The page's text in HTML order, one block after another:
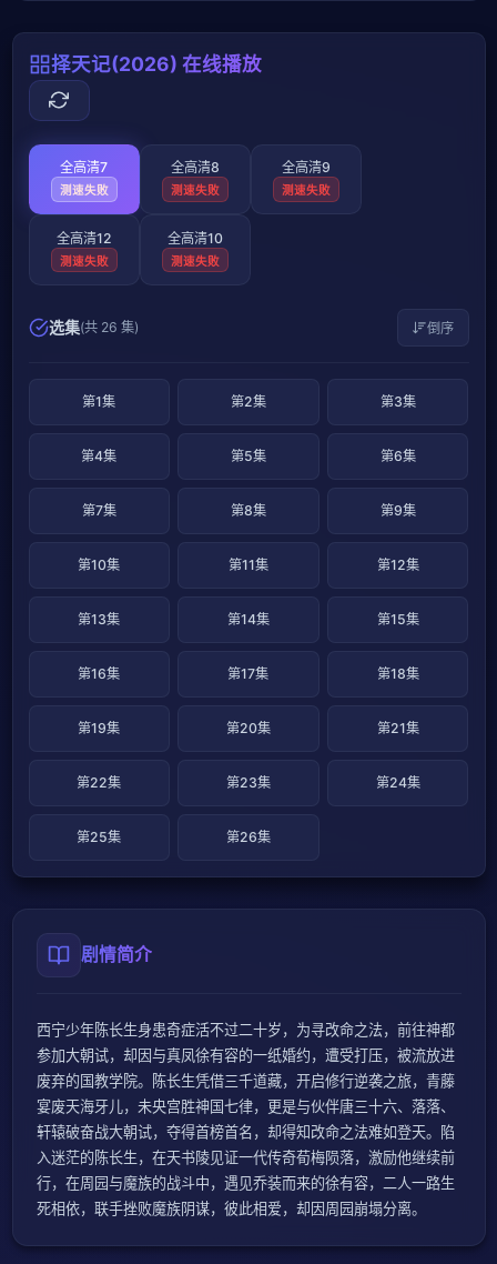
择天记(2026) 在线播放
全高清7
测速失败
全高清8
测速失败
全高清9
测速失败
全高清12
测速失败
全高清10
测速失败
选集(共 26 集) 倒序
第1集 第2集 第3集
第4集 第5集 第6集
第7集 第8集 第9集
第10集 第11集 第12集
第13集 第14集 第15集
第16集 第17集 第18集
第19集 第20集 第21集
第22集 第23集 第24集
第25集 第26集
剧情简介
西宁少年陈长生身患奇症活不过二十岁，为寻改命之法，前往神都
参加大朝试，却因与真凤徐有容的一纸婚约，遭受打压，被流放进
废弃的国教学院。陈长生凭借三千道藏，开启修行逆袭之旅，青藤
宴废天海牙儿，未央宫胜神国七律，更是与伙伴唐三十六、落落、
轩辕破奋战大朝试，夺得首榜首名，却得知改命之法难如登天。陷
入迷茫的陈长生，在天书陵见证一代传奇荀梅陨落，激励他继续前
行，在周园与魔族的战斗中，遇见乔装而来的徐有容，二人一路生
死相依，联手挫败魔族阴谋，彼此相爱，却因周园崩塌分离。